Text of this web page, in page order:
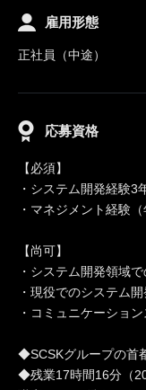
雇用形態
正社員（中途）
応募資格
【必須】
・システム開発経験3
・マネジメント経験（
【尚可】
・システム開発領域
・現役でのシステム
・コミュニケーショ
◆SCSKグループの首
◆残業17時間16分（